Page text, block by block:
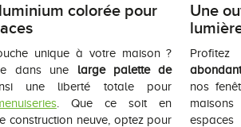
colorée pour
unique à votre maison ?
dans une large palette de
une liberté totale pour
. Que ce soit en
construction neuve, optez pour
Une
nos